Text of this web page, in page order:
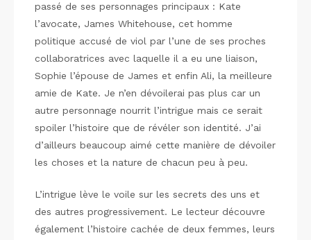
passé de ses personnages principaux : Kate
l’avocate, James Whitehouse, cet homme
politique accusé de viol par l’une de ses proches
collaboratrices avec laquelle il a eu une liaison,
Sophie l’épouse de James et enfin Ali, la meilleure
amie de Kate. Je n’en dévoilerai pas plus car un
autre personnage nourrit l’intrigue mais ce serait
spoiler l’histoire que de révéler son identité. J’ai
d’ailleurs beaucoup aimé cette manière de dévoiler
les choses et la nature de chacun peu à peu.
L’intrigue lève le voile sur les secrets des uns et
des autres progressivement. Le lecteur découvre
également l’histoire cachée de deux femmes, leurs